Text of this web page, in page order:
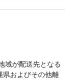
域が配送先となる
県およびその他離